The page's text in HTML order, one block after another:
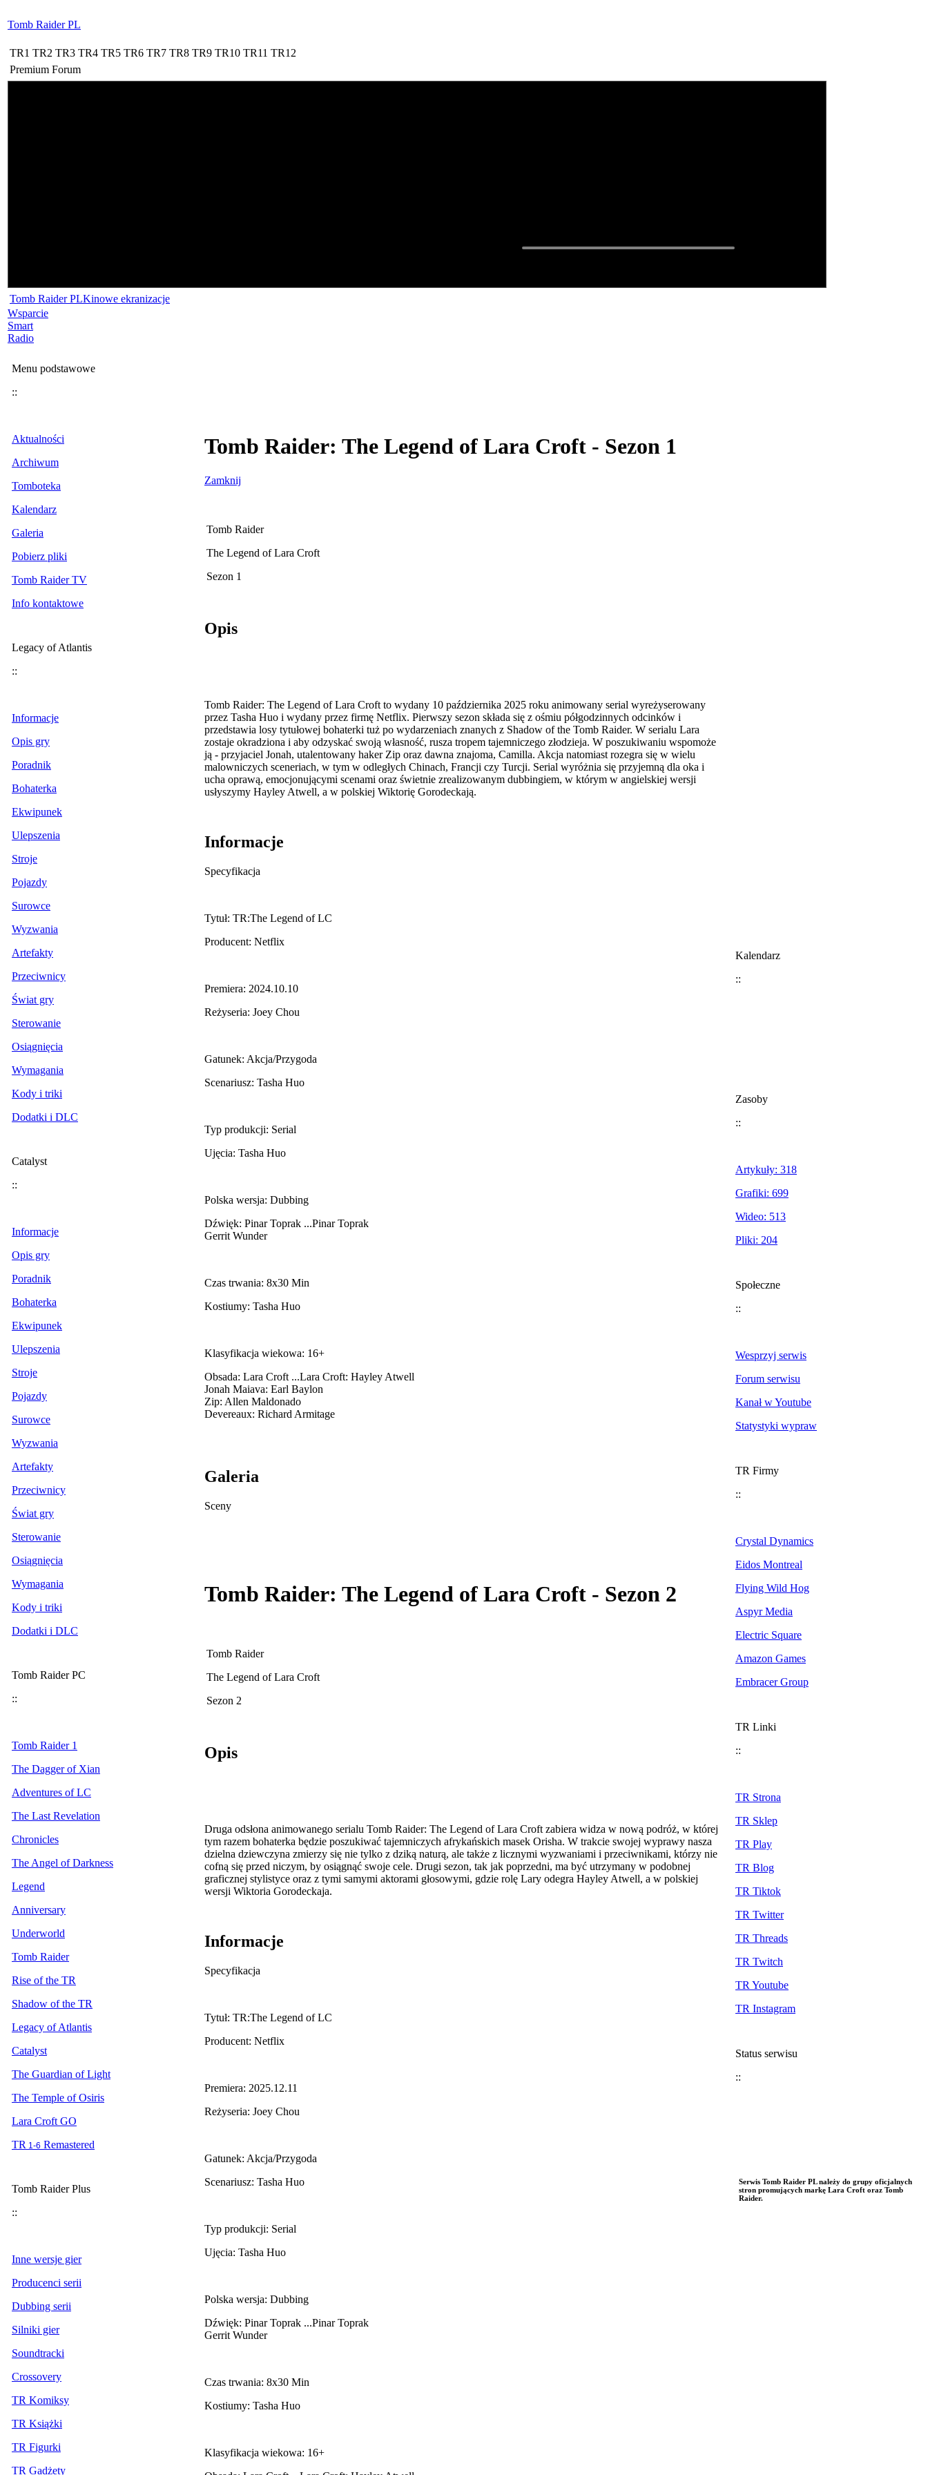
Tomb Raider PL
TR1 TR2 TR3 TR4 TR5 TR6 TR7 TR8 TR9 TR10 TR11 TR12
Premium Forum
Tomb Raider PLKinowe ekranizacje
Wsparcie
Smart
Radio
Menu podstawowe
::
Aktualności
Archiwum
Tomboteka
Kalendarz
Galeria
Pobierz pliki
Tomb Raider TV
Info kontaktowe
Legacy of Atlantis
::
Informacje
Opis gry
Poradnik
Bohaterka
Ekwipunek
Ulepszenia
Stroje
Pojazdy
Surowce
Wyzwania
Artefakty
Przeciwnicy
Świat gry
Sterowanie
Osiągnięcia
Wymagania
Kody i triki
Dodatki i DLC
Catalyst
::
Informacje
Opis gry
Poradnik
Bohaterka
Ekwipunek
Ulepszenia
Stroje
Pojazdy
Surowce
Wyzwania
Artefakty
Przeciwnicy
Świat gry
Sterowanie
Osiągnięcia
Wymagania
Kody i triki
Dodatki i DLC
Tomb Raider PC
::
Tomb Raider 1
The Dagger of Xian
Adventures of LC
The Last Revelation
Chronicles
The Angel of Darkness
Legend
Anniversary
Underworld
Tomb Raider
Rise of the TR
Shadow of the TR
Legacy of Atlantis
Catalyst
The Guardian of Light
The Temple of Osiris
Lara Croft GO
TR 1-6 Remastered
Tomb Raider Plus
::
Inne wersje gier
Producenci serii
Dubbing serii
Silniki gier
Soundtracki
Crossovery
TR Komiksy
TR Książki
TR Figurki
TR Gadżety
Tomb Raider: The Legend of Lara Croft - Sezon 1
Zamknij
Tomb Raider
The Legend of Lara Croft
Sezon 1
Opis
Tomb Raider: The Legend of Lara Croft to wydany 10 października 2025 roku animowany serial wyreżyserowany
przez Tasha Huo i wydany przez firmę Netflix. Pierwszy sezon składa się z ośmiu półgodzinnych odcinków i
przedstawia losy tytułowej bohaterki tuż po wydarzeniach znanych z Shadow of the Tomb Raider. W serialu Lara
zostaje okradziona i aby odzyskać swoją własność, rusza tropem tajemniczego złodzieja. W poszukiwaniu wspomoże
ją - przyjaciel Jonah, utalentowany haker Zip oraz dawna znajoma, Camilla. Akcja natomiast rozegra się w wielu
malowniczych sceneriach, w tym w odległych Chinach, Francji czy Turcji. Serial wyróżnia się przyjemną dla oka i
ucha oprawą, emocjonującymi scenami oraz świetnie zrealizowanym dubbingiem, w którym w angielskiej wersji
usłyszymy Hayley Atwell, a w polskiej Wiktorię Gorodeckają.
Informacje
Specyfikacja
Tytuł: TR:The Legend of LC
Producent: Netflix
Premiera: 2024.10.10
Reżyseria: Joey Chou
Gatunek: Akcja/Przygoda
Scenariusz: Tasha Huo
Typ produkcji: Serial
Ujęcia: Tasha Huo
Polska wersja: Dubbing
Dźwięk: Pinar Toprak ...Pinar Toprak
Gerrit Wunder
Czas trwania: 8x30 Min
Kostiumy: Tasha Huo
Klasyfikacja wiekowa: 16+
Obsada: Lara Croft ...Lara Croft: Hayley Atwell
Jonah Maiava: Earl Baylon
Zip: Allen Maldonado
Devereaux: Richard Armitage
Galeria
Sceny
Tomb Raider: The Legend of Lara Croft - Sezon 2
Tomb Raider
The Legend of Lara Croft
Sezon 2
Opis
Druga odsłona animowanego serialu Tomb Raider: The Legend of Lara Croft zabiera widza w nową podróż, w której
tym razem bohaterka będzie poszukiwać tajemniczych afrykańskich masek Orisha. W trakcie swojej wyprawy nasza
dzielna dziewczyna zmierzy się nie tylko z dziką naturą, ale także z licznymi wyzwaniami i przeciwnikami, którzy nie
cofną się przed niczym, by osiągnąć swoje cele. Drugi sezon, tak jak poprzedni, ma być utrzymany w podobnej
graficznej stylistyce oraz z tymi samymi aktorami głosowymi, gdzie rolę Lary odegra Hayley Atwell, a w polskiej
wersji Wiktoria Gorodeckaja.
Informacje
Specyfikacja
Tytuł: TR:The Legend of LC
Producent: Netflix
Premiera: 2025.12.11
Reżyseria: Joey Chou
Gatunek: Akcja/Przygoda
Scenariusz: Tasha Huo
Typ produkcji: Serial
Ujęcia: Tasha Huo
Polska wersja: Dubbing
Dźwięk: Pinar Toprak ...Pinar Toprak
Gerrit Wunder
Czas trwania: 8x30 Min
Kostiumy: Tasha Huo
Klasyfikacja wiekowa: 16+
Kalendarz
::
Zasoby
::
Artykuły: 318
Grafiki: 699
Wideo: 513
Pliki: 204
Społeczne
::
Wesprzyj serwis
Forum serwisu
Kanał w Youtube
Statystyki wypraw
TR Firmy
::
Crystal Dynamics
Eidos Montreal
Flying Wild Hog
Aspyr Media
Electric Square
Amazon Games
Embracer Group
TR Linki
::
TR Strona
TR Sklep
TR Play
TR Blog
TR Tiktok
TR Twitter
TR Threads
TR Twitch
TR Youtube
TR Instagram
Status serwisu
::
Serwis Tomb Raider PL należy do grupy oficjalnych
stron promujących markę Lara Croft oraz Tomb
Raider.